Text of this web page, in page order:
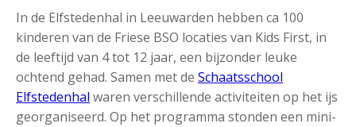
In de Elfstedenhal in Leeuwarden hebben ca 100
kinderen van de Friese BSO locaties van Kids First, in
de leeftijd van 4 tot 12 jaar, een bijzonder leuke
ochtend gehad. Samen met de Schaatsschool
Elfstedenhal waren verschillende activiteiten op het ijs
georganiseerd. Op het programma stonden een mini-